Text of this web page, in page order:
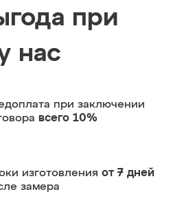
при
нас
при заключении
всего 10%
изготовления от 7 дней
замера